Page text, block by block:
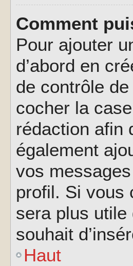
Comment
Pour ajouter
d’abord en
de contrôle
cocher la case
rédaction afin
également
vos
profil. Si vous
sera plus
souhait
Haut